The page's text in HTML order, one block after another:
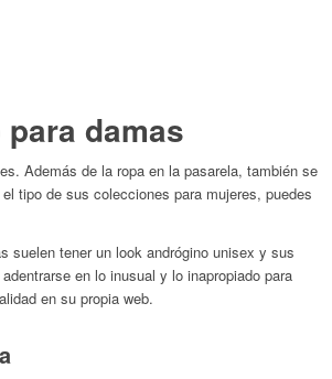
damas
Además de la ropa en la pasarela, también se
tipo de sus colecciones para mujeres, puedes
suelen tener un look andrógino unisex y sus
en lo inusual y lo inapropiado para
en su propia web.